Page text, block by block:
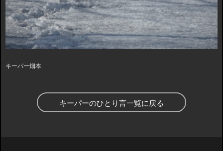
キーパー畑本
キーパーのひとり言一覧に戻る